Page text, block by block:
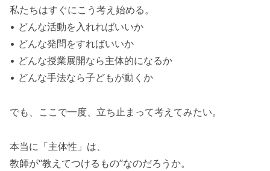
私たちはすぐにこう考え始める。
• どんな活動を入れればいいか
• どんな発問をすればいいか
• どんな授業展開なら主体的になるか
• どんな手法なら子どもが動くか
でも、ここで一度、立ち止まって考えてみたい。
本当に「主体性」は、
教師が“教えてつけるもの”なのだろうか。